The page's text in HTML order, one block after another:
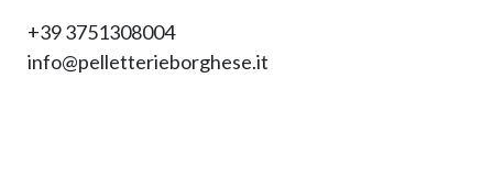
+39 3751308004
info@pelletterieborghese.it